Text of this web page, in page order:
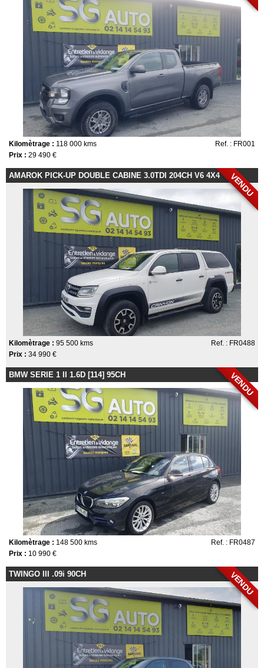
Ref. : FR001
Kilomètrage : 118 000 kms
Prix : 29 490 €
VENDU
AMAROK PICK-UP DOUBLE CABINE 3.0TDI 204CH V6 4X4
Ref. : FR0488
Kilomètrage : 95 500 kms
Prix : 34 990 €
VENDU
BMW SERIE 1 II 1.6D [114] 95CH
Ref. : FR0487
Kilomètrage : 148 500 kms
Prix : 10 990 €
VENDU
TWINGO III .09i 90CH